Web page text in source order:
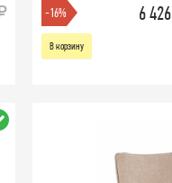
-16% 6 426
В корзину